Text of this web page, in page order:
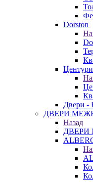
Dorston
Двери -
ДВЕРИ
Назад